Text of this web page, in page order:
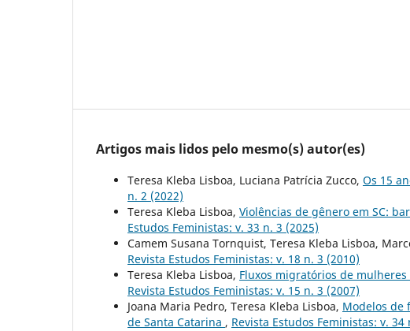
Artigos mais lidos pelo mesmo(s) autor(es)
Teresa Kleba Lisboa, Luciana Patrícia Zucco, Os 15
n. 2 (2022)
Teresa Kleba Lisboa, Violências de gênero em SC:
Estudos Feministas: v. 33 n. 3 (2025)
Camem Susana Tornquist, Teresa Kleba Lisboa,
Revista Estudos Feministas: v. 18 n. 3 (2010)
Teresa Kleba Lisboa, Fluxos migratórios de
Revista Estudos Feministas: v. 15 n. 3 (2007)
Joana Maria Pedro, Teresa Kleba Lisboa, Modelos de
de Santa Catarina , Revista Estudos Feministas: v. 34